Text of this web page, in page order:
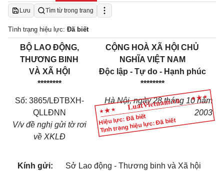
Lưu Tìm từ trong trang
Tình trạng hiệu lực: Đã biết
Hiệu lực: Đã biết
Tình trạng hiệu lực: Đã biết
BỘ LAO ĐỘNG,
THƯƠNG BINH
VÀ XÃ HỘI
********
CỘNG HOÀ XÃ HỘI CHỦ
NGHĨA VIỆT NAM
Độc lập - Tự do - Hạnh phúc
********
Số: 3865/LĐTBXH-
QLLĐNN
V/v đề nghị gửi tờ rơi
về XKLĐ
Hà Nội, ngày 28 tháng 10 năm
2003
Kính gửi:
Sở Lao động - Thương binh và Xã hội